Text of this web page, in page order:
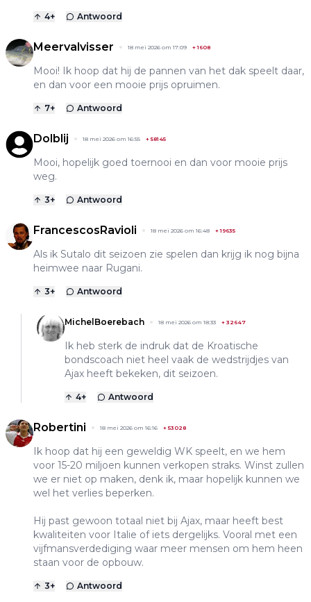
4+ Antwoord
Meervalvisser 18 mei 2026 om 17:09 +1608
Mooi! Ik hoop dat hij de pannen van het dak speelt daar,
en dan voor een mooie prijs opruimen.
7+ Antwoord
Dolblij 18 mei 2026 om 16:55 + 58145
Mooi, hopelijk goed toernooi en dan voor mooie prijs
weg.
3+ Antwoord
FrancescosRavioli 18 mei 2026 om 16:48 +19635
Als ik Sutalo dit seizoen zie spelen dan krijg ik nog bijna
heimwee naar Rugani.
3+ Antwoord
MichelBoerebach 18 mei 2026 om 18:33 + 32647
Ik heb sterk de indruk dat de Kroatische
bondscoach niet heel vaak de wedstrijdjes van
Ajax heeft bekeken, dit seizoen.
4+ Antwoord
Robertini 18 mei 2026 om 16:16 + 53028
Ik hoop dat hij een geweldig WK speelt, en we hem
voor 15-20 miljoen kunnen verkopen straks. Winst zullen
we er niet op maken, denk ik, maar hopelijk kunnen we
wel het verlies beperken.
Hij past gewoon totaal niet bij Ajax, maar heeft best
kwaliteiten voor Italie of iets dergelijks. Vooral met een
vijfmansverdediging waar meer mensen om hem heen
staan voor de opbouw.
3+ Antwoord